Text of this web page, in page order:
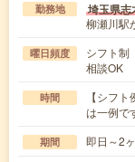
勤務地 埼玉県志
柳瀬川駅
曜日頻度
シフト制
相談OK
時間
【シフ
は一例で
期間 即日～2